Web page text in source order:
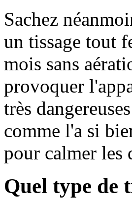
Sachez
un tissage tout
mois sans
provoquer
très
comme l'a si
pour calmer les
Quel type de